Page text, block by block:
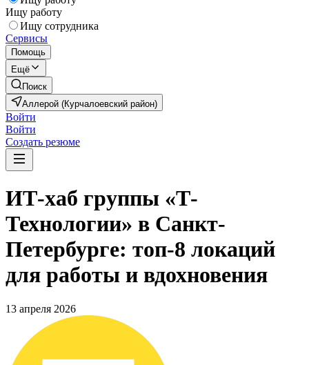
Ищу работу
Ищу сотрудника
Сервисы
Помощь
Ещё
Поиск
Аллерой (Курчалоевский район)
Войти
Войти
Создать резюме
ИТ-хаб группы «Т-
Технологии» в Санкт-
Петербурге: топ-8 локаций
для работы и вдохновения
13 апреля 2026